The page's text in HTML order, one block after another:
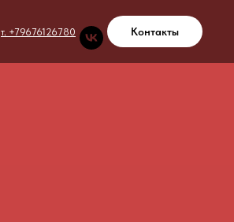
т. +79676126780 Контакты